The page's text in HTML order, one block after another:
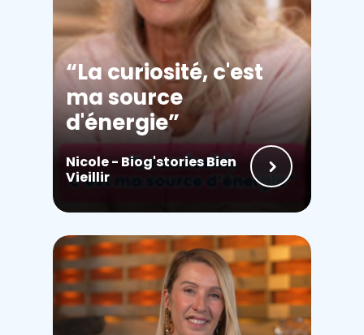
La curiosité, c'est
ma source
d'énergie
Nicole - Biog'stories Bien
Vieillir